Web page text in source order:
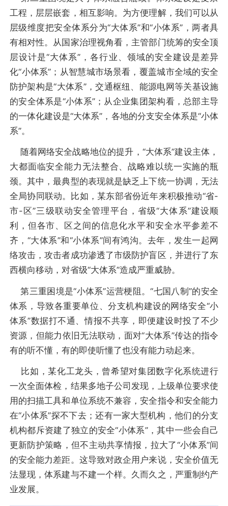
工程，层层嵌套，相互影响。为方便理解，我们可以从
层级维度把安全体系分为“大体系”和“小体系”，两者具
有相对性。从国家治理视角看，主管部门统筹的安全顶
层设计是“大体系”，各行业、领域的安全建设是差异
化“小体系”；从智慧城市场景看，覆盖城市全域的安全
防护架构是“大体系”，交通枢纽、能源电网等关基设施
的安全体系是“小体系”；从企业集团架构看，总部主导
的一体化建设是“大体系”，各地的分支安全体系是“小体
系”。
随着网络安全战略地位的提升，“大体系”建设主体，
大都面临安全能力无法整合、战略难以统一实施的瓶
颈。其中，最典型的表现就是缺乏上下统一协调，无法
全局协同联动。比如，某东部省份近年来积极推动“省-
市-区”三级联动安全管理平台，省级“大体系”建设顺
利，但各市、区之间的信息化水平和安全水平参差不
齐，“大体系”和“小体系”间有鸿沟。去年，发生一起网
络攻击，攻击者成功渗透了市级防护盲区，并进行了东
西横向移动，对省级“大体系”造成严重威胁。
第三重困境是“小体系”运营梗阻。“七国八制”的安全
体系，导致各重要单位、分支机构建设的网络安全“小
体系”数据打不通、情报不共享，即便建设时投了不少
资源，但能力依旧无法联动，面对“大体系”传达的指令
有的听不懂，有的即使听懂了也没有能力动起来。
比如，某化工龙头，曾希望对集团数字化系统进行
一次全面体检，结果多地子公司发现，上级单位要求使
用的扫描工具和单位系统不兼容，安全指令和安全能力
在“小体系”探不下去；还有一家大型机构，他们的分支
机构都斥资建了独立的安全“小体系”，其中一些会自己
更新防护策略，但不主动共享情报，拉大了“小体系”间
的安全能力差距。这导致对政企用户来说，安全价值无
法显现，体系建与不建一个样。久而久之，严重制约产
业发展。